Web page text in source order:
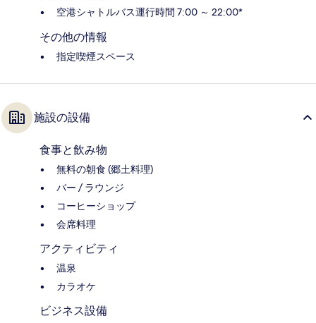
空港シャトルバス運行時間 7:00 ～ 22:00*
その他の情報
指定喫煙スペース
施設の設備
食事と飲み物
無料の朝食 (郷土料理)
バー / ラウンジ
コーヒーショップ
会席料理
アクティビティ
温泉
カラオケ
ビジネス設備